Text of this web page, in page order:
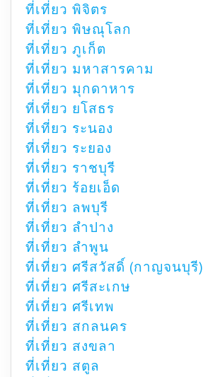
ที่เที่ยว พิจิตร
ที่เที่ยว พิษณุโลก
ที่เที่ยว ภูเก็ต
ที่เที่ยว มหาสารคาม
ที่เที่ยว มุกดาหาร
ที่เที่ยว ยโสธร
ที่เที่ยว ระนอง
ที่เที่ยว ระยอง
ที่เที่ยว ราชบุรี
ที่เที่ยว ร้อยเอ็ด
ที่เที่ยว ลพบุรี
ที่เที่ยว ลำปาง
ที่เที่ยว ลำพูน
ที่เที่ยว ศรีสวัสดิ์ (กาญจนบุรี)
ที่เที่ยว ศรีสะเกษ
ที่เที่ยว ศรีเทพ
ที่เที่ยว สกลนคร
ที่เที่ยว สงขลา
ที่เที่ยว สตูล